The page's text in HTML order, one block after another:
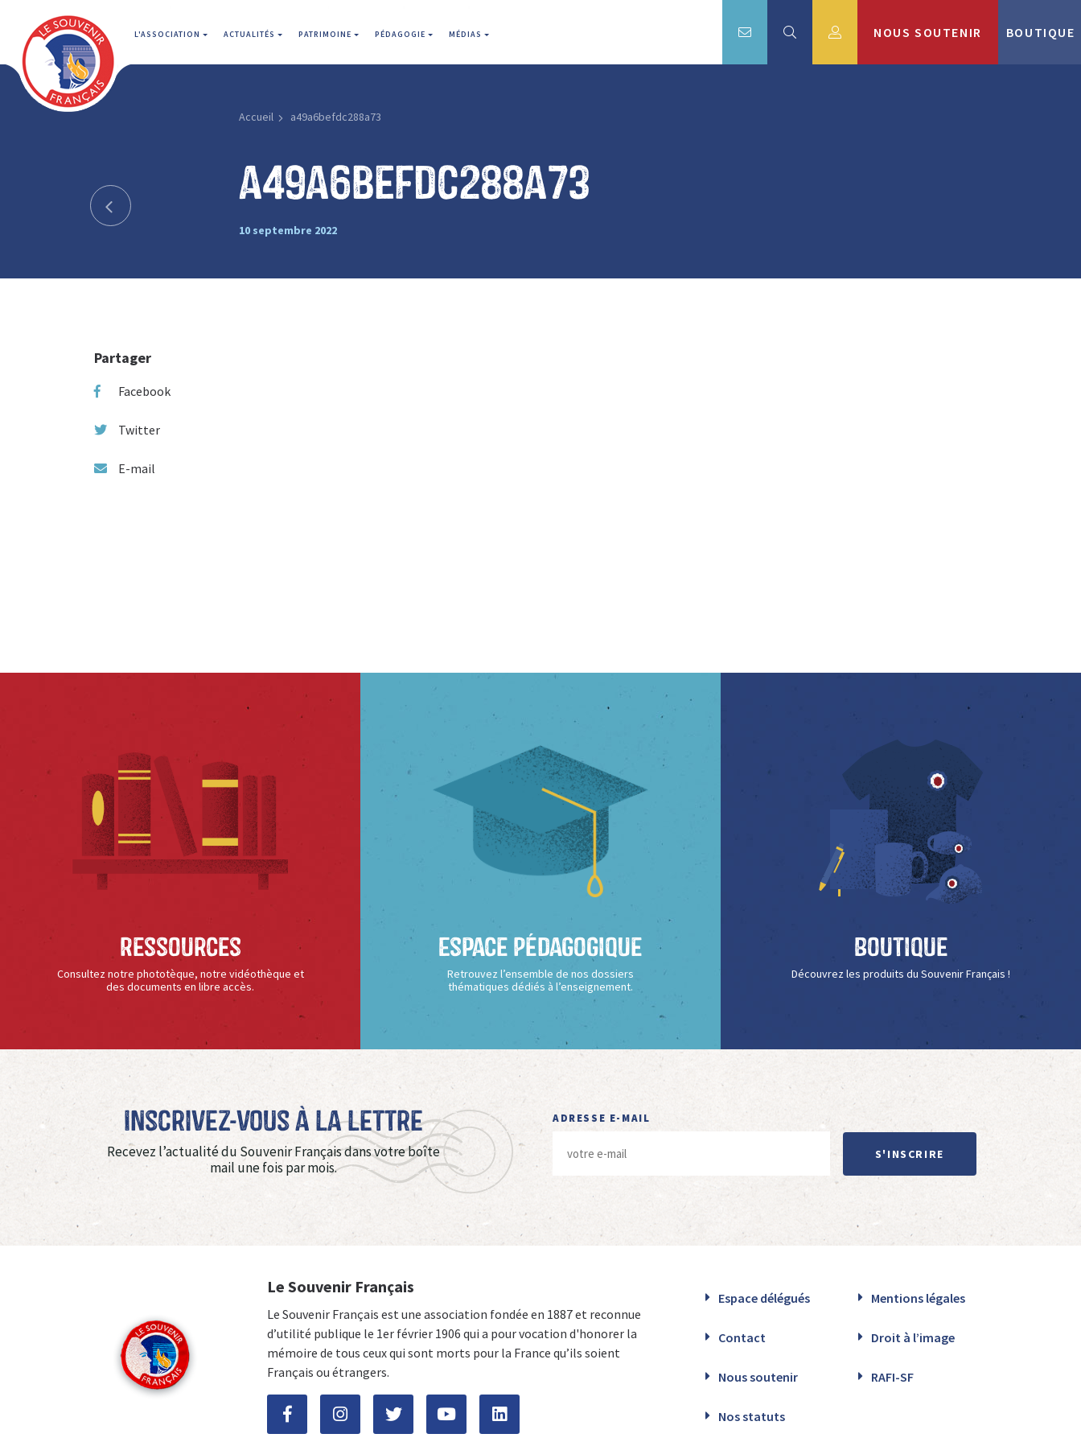
L'ASSOCIATION ACTUALITÉS PATRIMOINE PÉDAGOGIE MÉDIAS NOUS SOUTENIR BOUTIQUE
Accueil a49a6befdc288a73
a49a6befdc288a73
10 septembre 2022
Partager
Facebook
Twitter
E-mail
Ressources
Consultez notre phototèque, notre vidéothèque et
des documents en libre accès.
Espace Pédagogique
Retrouvez l’ensemble de nos dossiers
thématiques dédiés à l’enseignement.
Boutique
Découvrez les produits du Souvenir Français !
Inscrivez-vous à La Lettre
Recevez l’actualité du Souvenir Français dans votre boîte
mail une fois par mois.
ADRESSE E-MAIL
S'INSCRIRE
Le Souvenir Français
Le Souvenir Français est une association fondée en 1887 et reconnue
d’utilité publique le 1er février 1906 qui a pour vocation d'honorer la
mémoire de tous ceux qui sont morts pour la France qu’ils soient
Français ou étrangers.
Espace délégués Mentions légales
Contact Droit à l’image
Nous soutenir RAFI-SF
Nos statuts